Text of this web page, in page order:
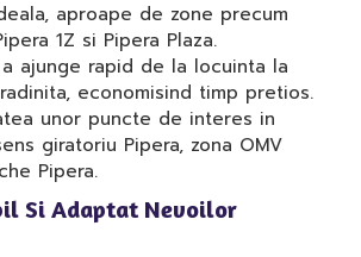
aproape de zone precum
1Z si Pipera Plaza.
ajunge rapid de la locuinta la
economisind timp pretios.
unor puncte de interes in
giratoriu Pipera, zona OMV
Pipera.
Si Adaptat Nevoilor